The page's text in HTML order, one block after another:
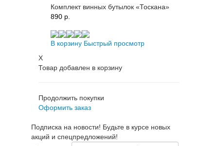
Комплект винных бутылок «Тоскана»
890 p.
В корзину Быстрый просмотр
X
Товар добавлен в корзину
Продолжить покупки
Оформить заказ
Подписка на новости! Будьте в курсе новых
акций и спецпредложений!